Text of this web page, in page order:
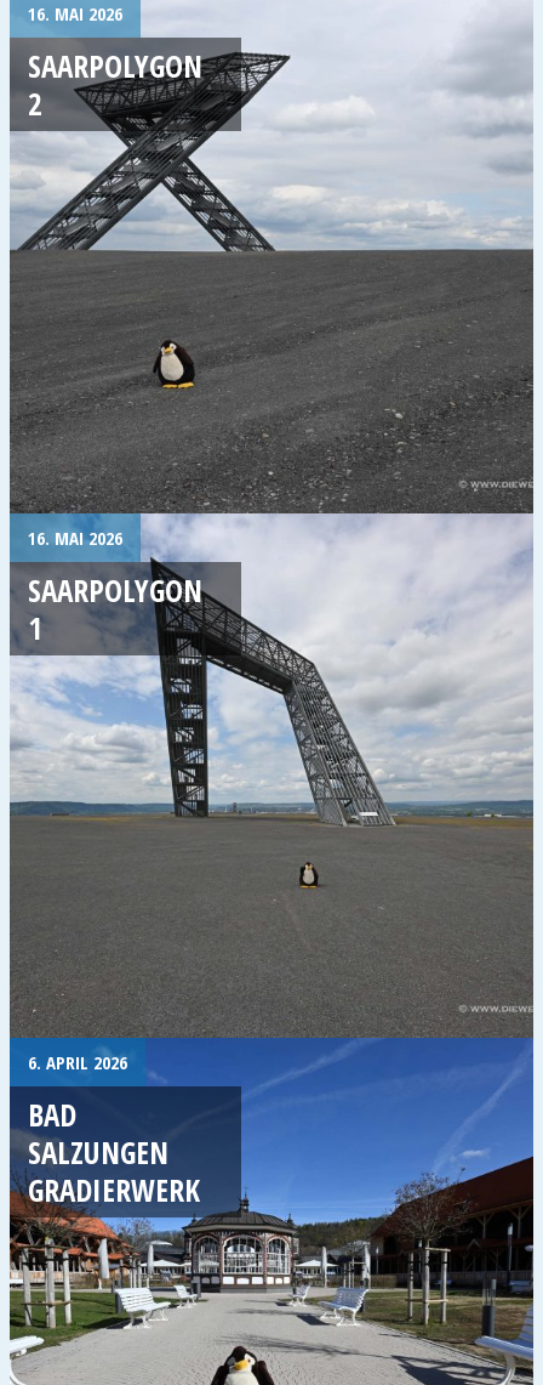
16. MAI 2026
SAARPOLYGON
2
16. MAI 2026
SAARPOLYGON
1
6. APRIL 2026
BAD
SALZUNGEN
GRADIERWERK